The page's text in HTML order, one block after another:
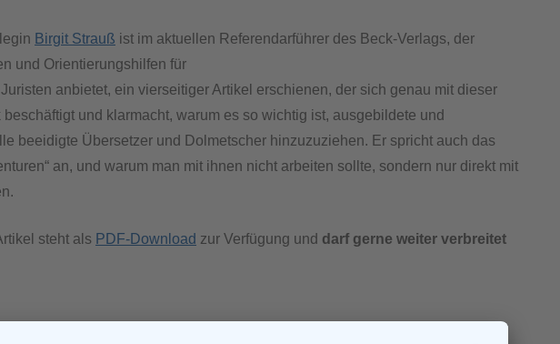
Birgit Strauß ist im aktuellen Referendarführer des Beck-Verlags, der
und Orientierungshilfen für
anbietet, ein vierseitiger Artikel erschienen, der sich genau mit dieser
beschäftigt und klarmacht, warum es so wichtig ist, ausgebildete und
beeidigte Übersetzer und Dolmetscher hinzuzuziehen. Er spricht auch das
an, und warum man mit ihnen nicht arbeiten sollte, sondern nur direkt mit
steht als PDF-Download zur Verfügung und darf gerne weiter verbreitet